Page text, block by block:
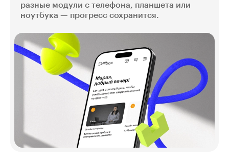
разные модули с телефона, планшета или
ноутбука — прогресс сохранится.